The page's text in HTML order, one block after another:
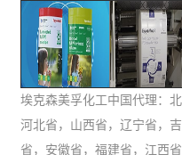
埃克森美孚化工中国代理：
河北省，山西省，辽宁省，
省，安徽省，福建省，江西